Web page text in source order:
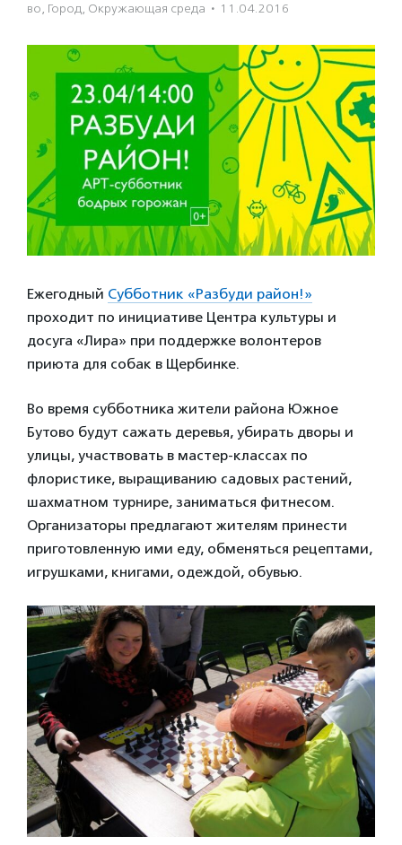
во, Город, Окружающая среда · 11.04.2016
Ежегодный Субботник «Разбуди район!»
проходит по инициативе Центра культуры и
досуга «Лира» при поддержке волонтеров
приюта для собак в Щербинке.
Во время субботника жители района Южное
Бутово будут сажать деревья, убирать дворы и
улицы, участвовать в мастер-классах по
флористике, выращиванию садовых растений,
шахматном турнире, заниматься фитнесом.
Организаторы предлагают жителям принести
приготовленную ими еду, обменяться рецептами,
игрушками, книгами, одеждой, обувью.